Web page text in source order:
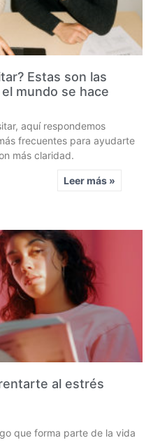
Estas son las
mundo se hace
aquí respondemos
frecuentes para ayudarte
más claridad.
Leer más »
al estrés
que forma parte de la vida